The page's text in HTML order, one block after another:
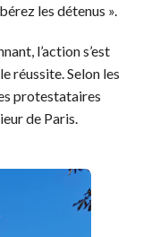
les détenus ».
l’action s’est
réussite. Selon les
protestataires
de Paris.